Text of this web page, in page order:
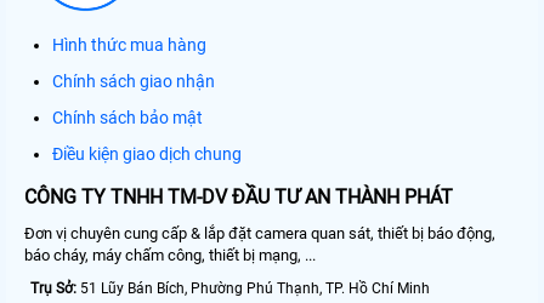
Hình thức mua hàng
Chính sách giao nhận
Chính sách bảo mật
Điều kiện giao dịch chung
CÔNG TY TNHH TM-DV ĐẦU TƯ AN THÀNH PHÁT
Đơn vị chuyên cung cấp & lắp đặt camera quan sát, thiết bị báo động,
báo cháy, máy chấm công, thiết bị mạng, ...
Trụ Sở: 51 Lũy Bán Bích, Phường Phú Thạnh, TP. Hồ Chí Minh